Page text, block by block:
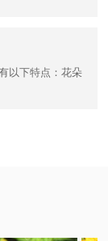
以下特点：花朵